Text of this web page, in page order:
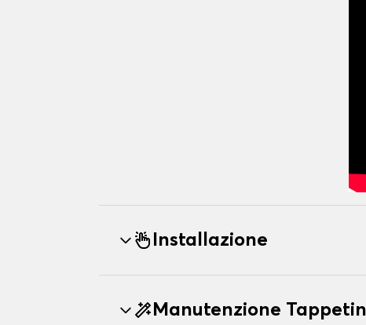
Installazione
Manutenzione